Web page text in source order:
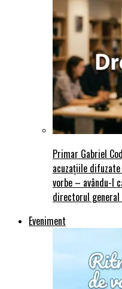
Primar Gabriel
acuzațiile difuzate
vorbe – avându-l
directorul general
Eveniment